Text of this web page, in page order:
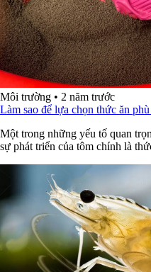
Môi trường • 2 năm trước
Làm sao để lựa chọn thức ăn
Một trong những yếu tố quan
sự phát triển của tôm chính là